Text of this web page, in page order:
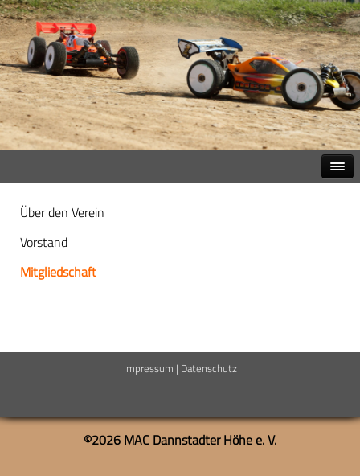
Über den Verein
Vorstand
Mitgliedschaft
Impressum | Datenschutz
©2026 MAC Dannstadter Höhe e. V.